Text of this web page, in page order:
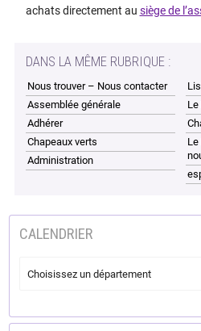
achats directement au siège de
DANS LA MÊME RUBRIQUE :
Nous trouver – Nous contacter
Assemblée générale
Adhérer
Chapeaux verts
Administration
Le
CALENDRIER